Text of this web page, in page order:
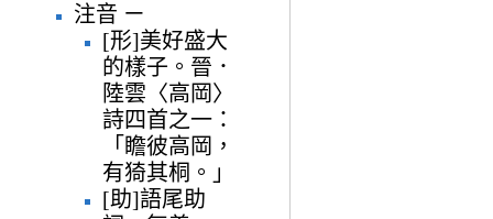
注音 ㄧ
[形]美好盛大
的樣子。晉．
陸雲〈高岡〉
詩四首之一：
「瞻彼高岡，
有猗其桐。」
[助]語尾助